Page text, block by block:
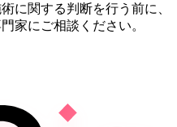
に関する判断を行う前に、
家にご相談ください。